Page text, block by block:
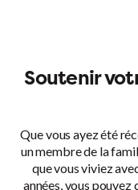
Soutenir
Que vous ayez été
un membre de la
que vous viviez
années, vous